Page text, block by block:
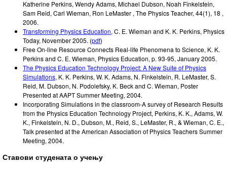
Katherine Perkins, Wendy Adams, Michael Dubson, Noah Finkelstein,
Sam Reid, Carl Wieman, Ron LeMaster , The Physics Teacher, 44(1), 18 ,
2006.
Transforming Physics Education, C. E. Wieman and K. K. Perkins, Physics
Today, November 2005. (pdf)
Free On-line Resource Connects Real-life Phenomena to Science, K. K.
Perkins and C. E. Wieman, Physics Education, p. 93-95, January 2005.
The Physics Education Technology Project: A New Suite of Physics
Simulations, K. K. Perkins, W. K. Adams, N. Finkelstein, R. LeMaster, S.
Reid, M. Dubson, N. Podolefsky, K. Beck and C. Wieman, Poster
Presented at AAPT Summer Meeting, 2004.
Incorporating Simulations in the classroom-A survey of Research Results
from the Physics Education Technology Project, Perkins, K. K., Adams, W.
K., Finkelstein, N. D., Dubson, M., Reid, S., LeMaster, R., & Wieman, C. E.,
Talk presented at the American Association of Physics Teachers Summer
Meeting, 2004.
Ставови студената о учењу